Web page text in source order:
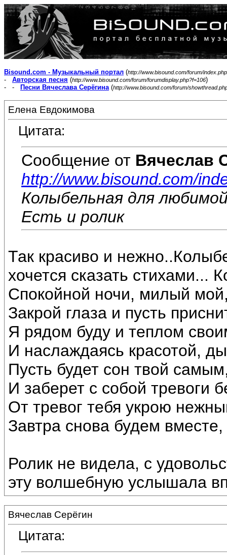
Bisound.com - Музыкальный портал (http://www.bisound.com/forum/index.php
- Авторская песня (http://www.bisound.com/forum/forumdisplay.php?f=106)
- -
Песни Вячеслава Серёгина(http://www.bisound.com/forum/
Елена Евдокимова
Цитата:
Сообщение от Вячеслав
http://www.bisound.com/
Колыбельная для
Есть и ролик
Так красиво и
хочется сказать стихами...
Спокойной ночи, милый
Закрой глаза и пусть
Я рядом буду и теплом
И наслаждаясь красотой,
Пусть будет сон твой
И заберет с собой тревоги
От тревог тебя укрою
Завтра снова будем
Ролик не видела, с
эту волшебную услышала
Вячеслав Серёгин
Цитата: